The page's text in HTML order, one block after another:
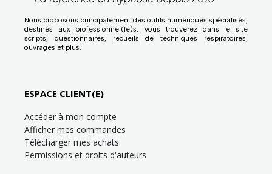
Nous proposons principalement des outils numériques spécialisés,
destinés aux professionnel(le)s. Vous trouverez dans le site
scripts, questionnaires, recueils de techniques respiratoires,
ouvrages et plus.
ESPACE CLIENT(E)
Accéder à mon compte
Afficher mes commandes
Télécharger mes achats
Permissions et droits d'auteurs